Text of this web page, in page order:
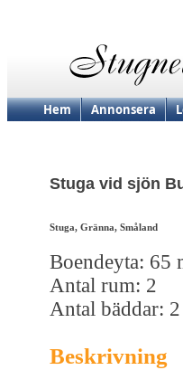
Hem Annonsera
Stuga vid sjön
Stuga, Gränna, Småland
Boendeyta: 65
Antal rum: 2
Antal bäddar:
Beskrivning